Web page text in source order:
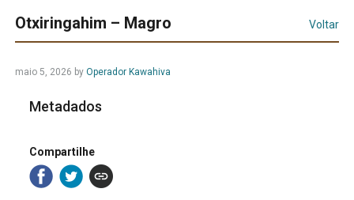
Otxiringahim – Magro Voltar
maio 5, 2026 by Operador Kawahiva
Metadados
Compartilhe